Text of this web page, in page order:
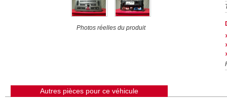
Photos réelles du produit
Autres pièces pour ce véhicule